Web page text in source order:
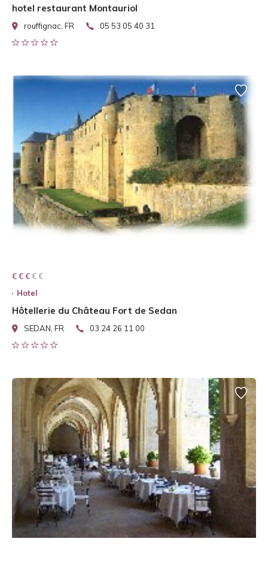
hotel restaurant Montauriol
rouffignac, FR 05 53 05 40 31
€ € € € €
€ € €
Hotel
Hôtellerie du Château Fort de Sedan
SEDAN, FR 03 24 26 11 00